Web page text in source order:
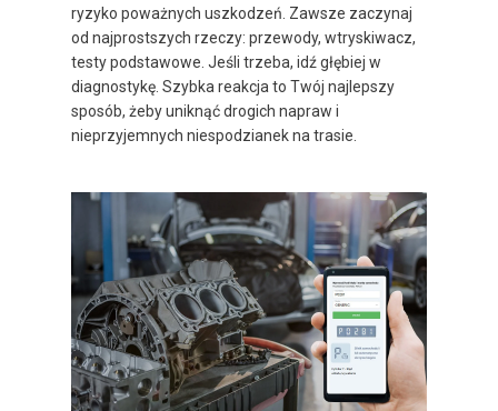
ryzyko poważnych uszkodzeń. Zawsze zaczynaj
od najprostszych rzeczy: przewody, wtryskiwacz,
testy podstawowe. Jeśli trzeba, idź głębiej w
diagnostykę. Szybka reakcja to Twój najlepszy
sposób, żeby uniknąć drogich napraw i
nieprzyjemnych niespodzianek na trasie.